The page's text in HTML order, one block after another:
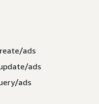
ads
ads
ads